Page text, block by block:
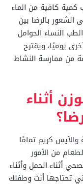
كافية من الماء
بالرضا بين
النساء الحوامل
يوميًا، ويقترح
من ممارسة النشاط
أثناء
كريم تمامًا
من الأمور
أثناء الحمل وأثناء
تحتاجها أنت وطفلك